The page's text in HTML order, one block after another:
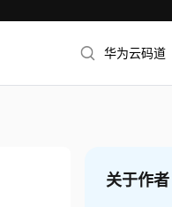
华为云码道
关于作者